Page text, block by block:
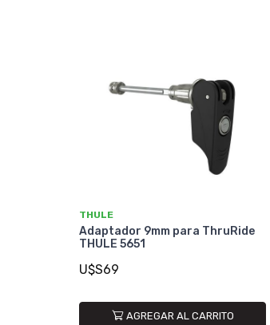
THULE
Adaptador 9mm para ThruRide
THULE 5651
U$S69
AGREGAR AL CARRITO